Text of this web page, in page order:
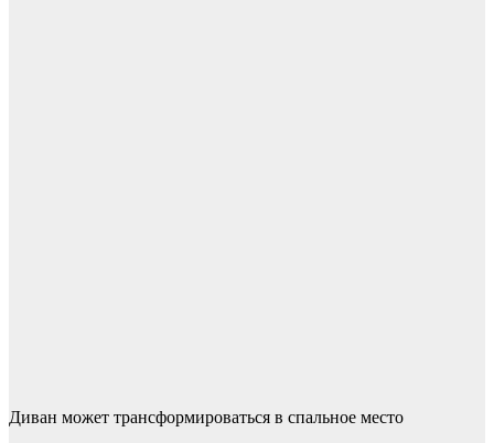
Диван может трансформироваться в спальное место